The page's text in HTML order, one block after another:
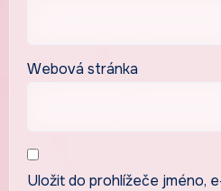
Webová stránka
Uložit do prohlížeče jméno,